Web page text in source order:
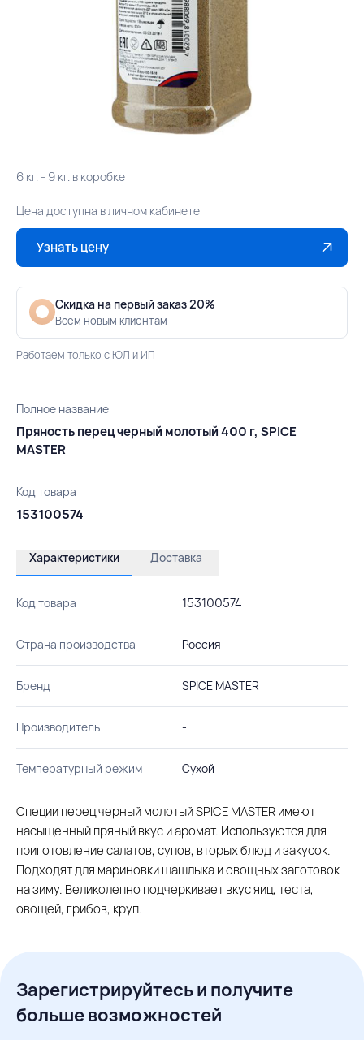
6 кг. - 9 кг. в коробке
Цена доступна в личном кабинете
Узнать цену
Скидка на первый заказ 20%
Всем новым клиентам
Работаем только с ЮЛ и ИП
Полное название
Пряность перец черный молотый 400 г, SPICE
MASTER
Код товара
153100574
Характеристики Доставка
Код товара 153100574
Страна производства Россия
Бренд SPICE MASTER
Производитель -
Температурный режим Сухой
Специи перец черный молотый SPICE MASTER имеют
насыщенный пряный вкус и аромат. Используются для
приготовление салатов, супов, вторых блюд и закусок.
Подходят для мариновки шашлыка и овощных заготовок
на зиму. Великолепно подчеркивает вкус яиц, теста,
овощей, грибов, круп.
Зарегистрируйтесь и получите
больше возможностей